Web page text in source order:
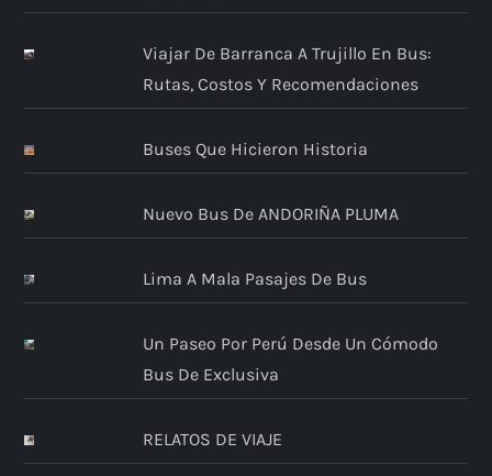
Viajar De Barranca A Trujillo En Bus:
Rutas, Costos Y Recomendaciones
Buses Que Hicieron Historia
Nuevo Bus De ANDORIÑA PLUMA
Lima A Mala Pasajes De Bus
Un Paseo Por Perú Desde Un Cómodo
Bus De Exclusiva
RELATOS DE VIAJE